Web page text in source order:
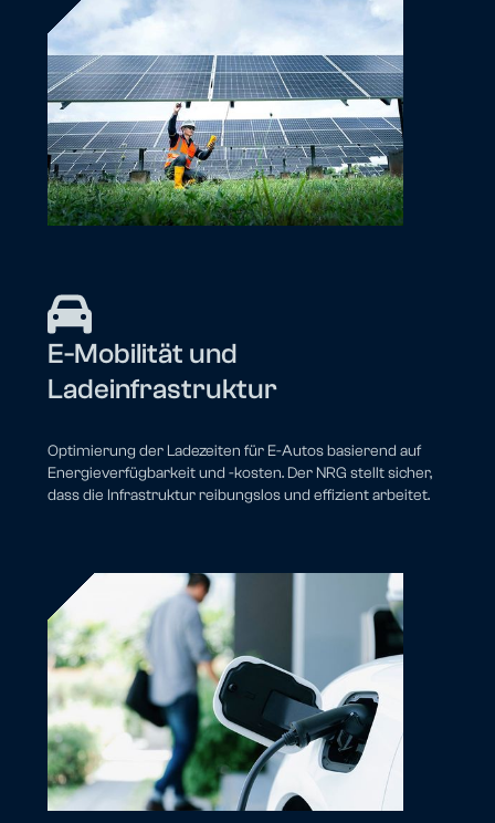
E-Mobilität und
Ladeinfrastruktur
Optimierung der Ladezeiten für E-Autos basierend auf
Energieverfügbarkeit und -kosten. Der NRG stellt sicher,
dass die Infrastruktur reibungslos und effizient arbeitet.